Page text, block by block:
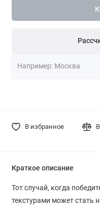
В избранное
Краткое описание
Тот случай, когда
текстурами может стать